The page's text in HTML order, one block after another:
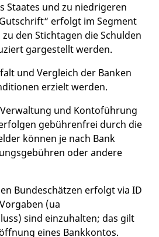
Staates und zu niedrigeren
erfolgt im Segment
den Stichtagen die Schulden
gargestellt werden.
und Vergleich der Banken
erzielt werden.
Verwaltung und Kontoführung
gebührenfrei durch die
können je nach Bank
oder andere
Bundeschätzen erfolgt via ID
(ua
sind einzuhalten; das gilt
eines Bankkontos.